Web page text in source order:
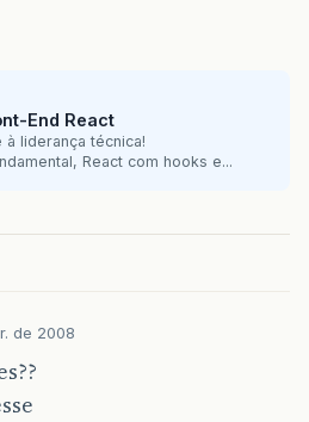
End React
liderança técnica!
React com hooks e...
de 2008